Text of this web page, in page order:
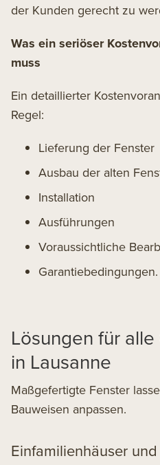
der Kunden gerecht zu
Was ein seriöser
muss
Ein detaillierter
Regel:
Lieferung der Fenster
Ausbau der alten
Installation
Ausführungen
Voraussichtliche
Garantiebedingungen.
Lösungen für
in Lausanne
Maßgefertigte Fenster
Bauweisen anpassen.
Einfamilienhäuser